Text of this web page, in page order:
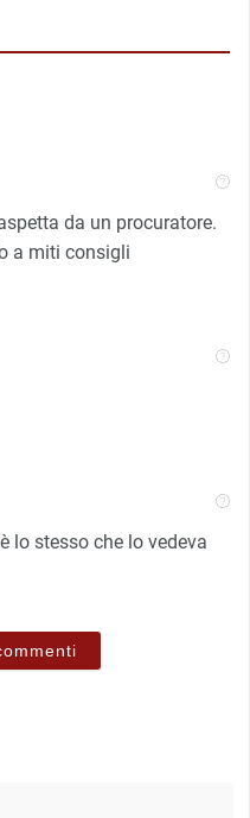
da un procuratore.
a miti consigli
lo stesso che lo vedeva